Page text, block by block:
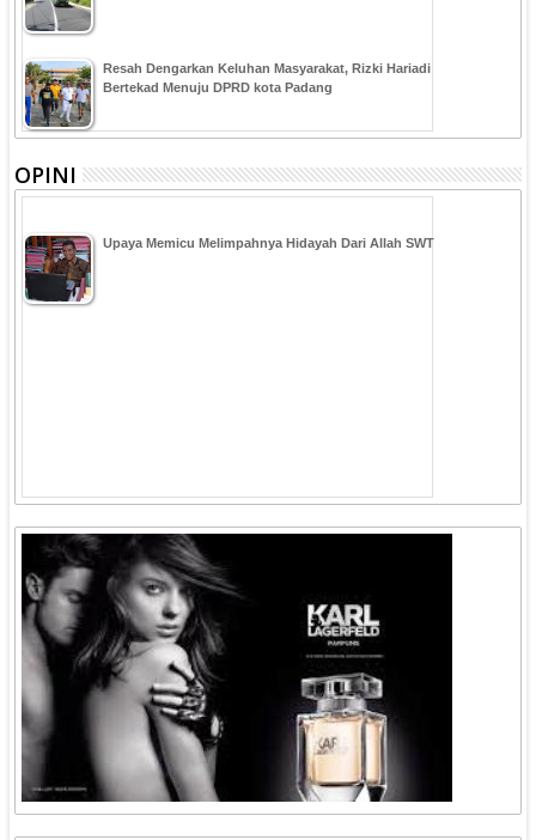
Resah Dengarkan Keluhan Masyarakat, Rizki Hariadi
Bertekad Menuju DPRD kota Padang
OPINI
Upaya Memicu Melimpahnya Hidayah Dari Allah SWT